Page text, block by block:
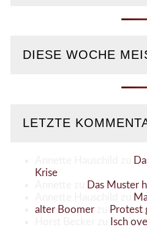
DIESE WOCHE
LETZTE
Krise
Das Muster
alter Boomerzu
Protest
Isch